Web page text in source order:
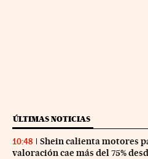
ÚLTIMAS NOTICIAS
10:48
Shein calienta motores
valoración cae más del 75%